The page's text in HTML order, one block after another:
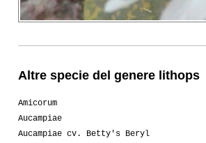
Altre specie del genere lithops
Amicorum
Aucampiae
Aucampiae cv. Betty's Beryl